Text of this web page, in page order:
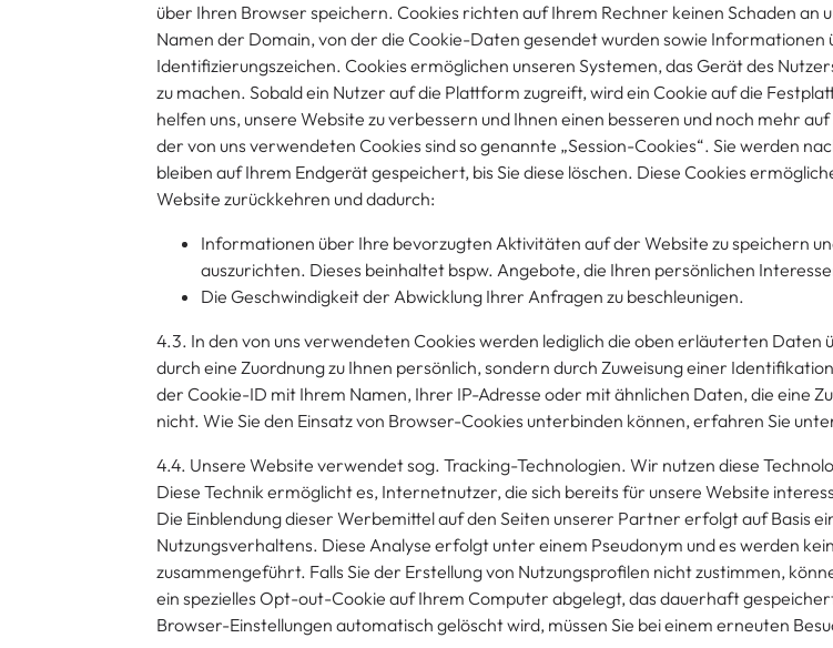
über Ihren Browser speichern. Cookies richten auf Ihrem Rechner keinen Schaden an
Namen der Domain, von der die Cookie-Daten gesendet wurden sowie Informationen
Identifizierungszeichen. Cookies ermöglichen unseren Systemen, das Gerät des
zu machen. Sobald ein Nutzer auf die Plattform zugreift, wird ein Cookie auf die
helfen uns, unsere Website zu verbessern und Ihnen einen besseren und noch mehr
der von uns verwendeten Cookies sind so genannte „Session-Cookies“. Sie werden
bleiben auf Ihrem Endgerät gespeichert, bis Sie diese löschen. Diese Cookies
Website zurückkehren und dadurch:
Informationen über Ihre bevorzugten Aktivitäten auf der Website zu speichern
auszurichten. Dieses beinhaltet bspw. Angebote, die Ihren persönlichen
Die Geschwindigkeit der Abwicklung Ihrer Anfragen zu beschleunigen.
4.3. In den von uns verwendeten Cookies werden lediglich die oben erläuterten
durch eine Zuordnung zu Ihnen persönlich, sondern durch Zuweisung einer
der Cookie-ID mit Ihrem Namen, Ihrer IP-Adresse oder mit ähnlichen Daten, die eine
nicht. Wie Sie den Einsatz von Browser-Cookies unterbinden können, erfahren Sie
4.4. Unsere Website verwendet sog. Tracking-Technologien. Wir nutzen diese
Diese Technik ermöglicht es, Internetnutzer, die sich bereits für unsere Website
Die Einblendung dieser Werbemittel auf den Seiten unserer Partner erfolgt auf Basis
Nutzungsverhaltens. Diese Analyse erfolgt unter einem Pseudonym und es werden
zusammengeführt. Falls Sie der Erstellung von Nutzungsprofilen nicht zustimmen,
ein spezielles Opt-out-Cookie auf Ihrem Computer abgelegt, das dauerhaft
Browser-Einstellungen automatisch gelöscht wird, müssen Sie bei einem erneuten